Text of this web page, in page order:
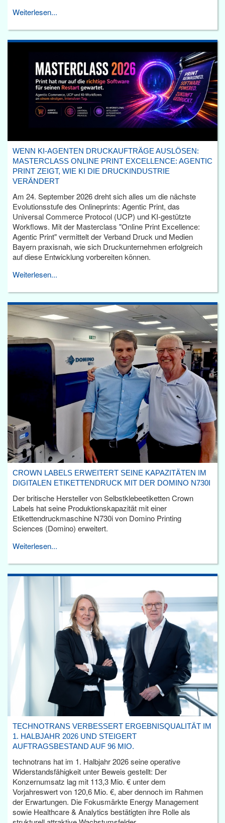
Weiterlesen...
WENN KI-AGENTEN DRUCKAUFTRÄGE AUSLÖSEN:
MASTERCLASS ONLINE PRINT EXCELLENCE: AGENTIC
PRINT ZEIGT, WIE KI DIE DRUCKINDUSTRIE
VERÄNDERT
Am 24. September 2026 dreht sich alles um die nächste
Evolutionsstufe des Onlineprints: Agentic Print, das
Universal Commerce Protocol (UCP) und KI-gestützte
Workflows. Mit der Masterclass "Online Print Excellence:
Agentic Print" vermittelt der Verband Druck und Medien
Bayern praxisnah, wie sich Druckunternehmen erfolgreich
auf diese Entwicklung vorbereiten können.
Weiterlesen...
CROWN LABELS ERWEITERT SEINE KAPAZITÄTEN IM
DIGITALEN ETIKETTENDRUCK MIT DER DOMINO N730I
Der britische Hersteller von Selbstklebeetiketten Crown
Labels hat seine Produktionskapazität mit einer
Etikettendruckmaschine N730i von Domino Printing
Sciences (Domino) erweitert.
Weiterlesen...
TECHNOTRANS VERBESSERT ERGEBNISQUALITÄT IM
1. HALBJAHR 2026 UND STEIGERT
AUFTRAGSBESTAND AUF 96 MIO.
technotrans hat im 1. Halbjahr 2026 seine operative
Widerstandsfähigkeit unter Beweis gestellt: Der
Konzernumsatz lag mit 113,3 Mio. € unter dem
Vorjahreswert von 120,6 Mio. €, aber dennoch im Rahmen
der Erwartungen. Die Fokusmärkte Energy Management
sowie Healthcare & Analytics bestätigten ihre Rolle als